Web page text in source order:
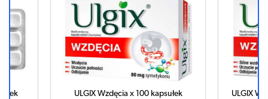
ULGIX Wzdęcia x 100 kapsułek ULGIX